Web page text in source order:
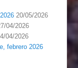
20/05/2026
04/2026
04/2026
febrero 2026